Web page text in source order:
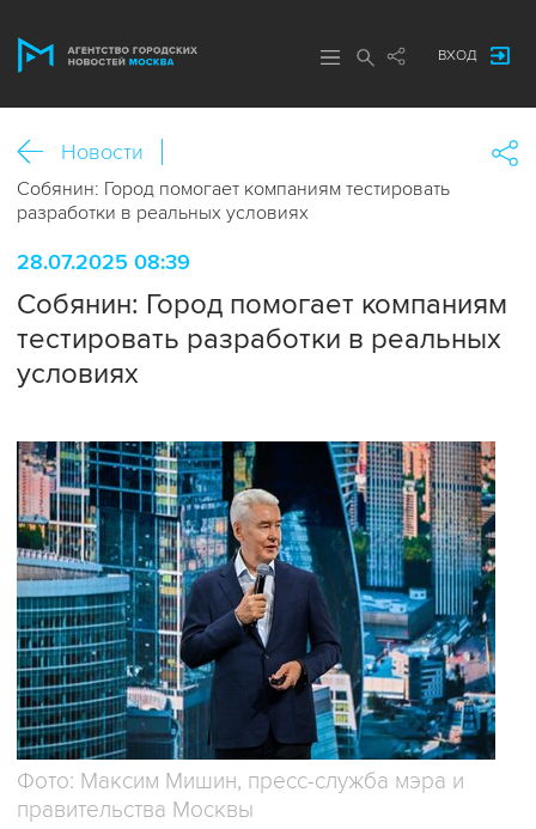
ВХОД
Новости
Собянин: Город помогает компаниям тестировать
разработки в реальных условиях
28.07.2025 08:39
Собянин: Город помогает компаниям
тестировать разработки в реальных
условиях
Фото: Максим Мишин, пресс-служба мэра и
правительства Москвы